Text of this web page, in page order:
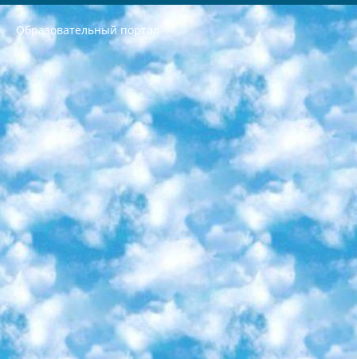
Образовательный портал
РЕСПУБЛИКА УЗБЕКИСТАН МИНИСТРЕРСТВО ДОШКОЛЬНОГО И ШКОЛЬНОГО ОБРАЗОВАНИЯ КОМАНДА в общеобразовательных учреждениях в 2023-2024 учебном году организация и проведение итоговой государственной аттестации обучающихся о Министра дошкольного и школьного образования Республики Узбекистан от 4 марта 2008 года (постановлением Минюста от 20 марта 2008 года № 1778 государственной регистрации) «Итоговое состояние учащихся общего среднего образования на основании положения об утверждении положения об аттестации общего среднего образования выпускной экзамен студентов в образовательных учреждениях в 2023-2024 учебном году В целях организации и прохождения аттестации приказываю: 1. Следующее: перечень предметов, по которым будет проводиться итоговая государственная аттестация и экзамен формы перевода согласно приложению 1; сертификаты международного образца, оценивающие уровень владения иностранными языками перечень согласно приложению 2; 2. Педагогический при специализированных образовательных учреждениях. научно-практический центр квалификации и международной оценки (Д.Давидова) 2024 г. До 25 марта: задания по предметам, по которым будет проводиться итоговая аттестация разработка и утверждение технических условий; итоговая аттестация на основании разработанного предметного задания разработка вопросов по предметам (устно и письменно), экзамен передача; общеобразовательные средние школы и специальные учебные заведения учащиеся выпускных классов школ и интернатов в агентской системе подготовка базы данных экзаменационных материалов и критериев оценки; перевод базы экзаменационных материалов на все языки обучения подать в Республиканский образовательный центр для изготовления; варианты экзаменов на основе разработанных контрольных материалов пусть будут поставлены задачи формирования. 3. Республиканский образовательный центр (Ш.Худайкулов) до 5 апреля 2024 года. до: база данных предоставленных экзаменационных материалов на все языки обучения перевод и экспертиза; для слепых, слабовидящих, глухих, слабослышащих и умственно отсталых детей учащиеся выпускных классов специализированных школ и школ-интернатов база данных экзаменационных материалов на всех преподаваемых языках подготовка критериев оценки; специализированные школы для умственно отсталых детей и технологии для учащихся выпускных классов школ-интернатов разработка соответствующих рекомендаций и критериев проведения ЕГЭ по естествознанию давать задания. 4. Педагогический при специализированных образовательных учреждениях. Научно-практический центр навыков и международной оценки (Д.Давидова), Республика образовательный центр (Худайкулов Ш.) итоговый государственный аттестационный экзамен ориентирован на творческое и логическое мышление при подготовке базы материалов учитывать введение заданий. 5. Следует отметить, что: сертификат государственного образца о знании общеобразовательного предмета и как минимум национальный уровень B1 по предметам на иностранных языках, указанным в Приложении 2. или международно признанный сертификат эквивалентного уровня студенты, изучающие определенный предмет, освобождаются от экзамена; по соответствующим предметам запланирована итоговая государственная аттестация за день до дня, путем жеребьевки Рабочей группой (в письменной форме по предметам, проводимым в форме) из числа сформированных вариантов выбрано 2 варианта; 2 выбранных варианта экзамена анонсированы на официальном сайте министерства и все выпускники по всей стране на основе этих вариантов проводит итоговую государственную аттестацию. 6. Государственное образование учащихся средних общеобразовательных учреждений. знания в соответствии с квалификационными требованиями, которые необходимо приобрести на основании стандартов итоговый (выпускной) контроль для 9 и 11 классов в целях тестирования Экзамены (далее – экзамены) состоят из предметов, перечисленных в приложении 1. будет сделано. 7. Экзамены пройдут с 26 мая по 15 июня 2024 г. (кроме науки физического воспитания). 8. Физическая для учащихся 9 классов общесредних образовательных учреждений. Экзамены по предмету «Образование, квалификация медицина» 1-6 мая 2024 года. сотрудники перевести под присмотр (с отклонениями в физическом или умственном развитии) специализированная школа для детей, школы-интернаты и со сколиозом школы-интернаты санаторного типа для больных детей исключены). 9. Он был слепым, слабовидящим и имел нарушения опорно-двигательного аппарата. экзамены в специализированных школах и интернатах для детей должны проводиться исходя из требований, предъявляемых к общеобразовательным учреждениям (физкультура кроме науки). 10. Специализированная школа для глухих и слабослышащих детей. и экзамены в интернатах и быть реализован в виде письменного теста по математике. 11. Специальность для умственно отсталых детей. Для 9 класса Родной язык и литературное письмо Государственный язык (язык обучения – узбекский). для неклассов) написано Математическое письмо Письменная/устная история Узбекистана Физическое воспитание практично Итоговый контроль Для 11 класса Написание родного языка и литературы (эссе) Математическое письмо Узбекский язык (обучение на узбекском языке) не посещающее общее среднее образование для учреждений)/Образовательное учреждение выбор письменный и устный Иностранный язык письменный/устный Письменная/устная история Узбекистана *По выбору студента:  Химия  Физика  Основы государственного права  География 10 бесплатных образовательных ресурсов - Мы составили подборку онлайн-проектов с интерактивными упражнениями, видеолекциями и статьями. Они помогут вам обрести новые и освежить старые знания бесплатно. 1. «ИНТУИТ» Старейшая образовательная площадка Рунета. Здесь вы найдёте сотни текстовых и видеокурсов на десятки различных тем — от программирования до психологии. Многие курсы подготовлены российскими университетами и крупными международными компаниями вроде Intel и Microsoft. Самостоятельное обучение бесплатное, но желающие могут оплатить услуги персональных наставников. 2. «Смартия» знакомит с актуальными профессиями и подсказывает, как им обучаться. Выбрав заинтересовавшую вас специальность — SMM-специалист, фотограф, веб-дизайнер или другую, — увидите список необходимых для неё умений. Чтобы вы могли освоить их самостоятельно, для каждого умения площадка отображает подборку ссылок на учебные материалы. Хотя «Смартия» ориентируется на русскоязычную аудиторию, часть контента всё же доступна только на английском. 3. «Лекторий Физтеха» Проект Московского физико-технического института (Физтеха). С его помощью вы можете смотреть онлайн серии лекций, записанные на видео в этом вузе. В числе доступных предметов — физика, биология, химия, информационные технологии и другие. К некоторым лекциям администрация ресурса прилагает готовые конспекты, которые можно скачивать в PDF-формате. 4. ITMOcourses Онлайн-площадка Санкт-Петербургского национального исследовательского университета информационных технологий, механики и оптики (ИТМО). Ресурс предоставляет свободный доступ к курсам, разработанным в этом вузе. Каталог материалов разбит на четыре категории: «Оптические системы и технологии», «Приборостроение и робототехника», «Информационные технологии» и «Биотехнологии». Курсы состоят из видеолекций, интерактивных демонстраций и заданий. 5. «КиберЛенинка» Электронная научная библиотека открытого доступа. Каталог площадки регулярно обрастает текстами статей из различных научных изданий. Сгруппированные по журналам и рубрикам публикации можно читать онлайн или скачивать целиком в PDF-формате. Проект нацелен на популяризацию науки за счёт открытого доступа к качественной информации. 6. «ПостНаука» На этом ресурсе публикуют подборки видеолекций, составленные экспертами из разных отраслей и объединённые общими темами. Среди них, к примеру, есть серии «Биоинформатика и геномика», «Культура средневековой Скандинавии» и Cinema Studies о теории кино. Каждая подборка лекций — логически связанная история, рассказанная экспертом от первого лица. Кроме того, на сайте появляются научно-образовательные статьи и тесты на разные темы. 7. «Newочём» Команда проекта «Newочём» отбирает самые интересные тексты из англоязычных СМИ и переводит те из них, за которые голосуют участники сообщества «ВКонтакте». По большей части это научно-популярные статьи. Редакторы придумывают лишь заголовки, в остальном содержание переводов соответствует оригиналам. Полные тексты можно читать прямо в социальной сети. 8. InternetUrok Онлайн-база материалов по основным дисциплинам школьной программы. Информация на сайте структурирована по классам, предметам и темам (урокам). Каждый урок состоит из видеолекций и конспектов. Есть также интерактивные тренажёры и тесты для закрепления пройденного материала. Даже если вы давно окончили школу, возможность повторить программу старших классов всегда может пригодиться. 9. Edutainme Ещё один ресурс об образовании. В отличие от Newtonew, как мне кажется, Edutainme больше ориентируется на представителей индустрии: педагогов, предпринимателей, разработчиков образовательных проектов. Но и любой, кто просто стремится к саморазвитию, найдёт на сайте много полезного и интересного для себя. Например, информацию о новых курсах и образовательных сервисах. 10. Newtonew Онлайн-медиа об образовании и обучении в широком смысле. Авторы Newtonew пишут об инструментах, заведениях, тактиках и стратегиях, которые помогают учить других и получать новые знания самостоятельно. На этой площадке вы найдёте новости, обзоры, аналитические мат